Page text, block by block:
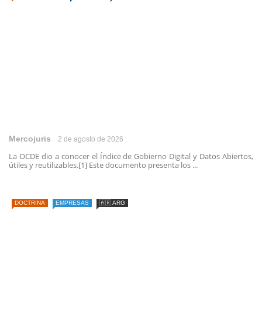
Mercojuris 2 de agosto de 2026
La OCDE dio a conocer el Índice de Gobierno Digital y Datos Abiertos,
útiles y reutilizables.[1] Este documento presenta los ...
DOCTRINA EMPRESAS 🇦🇷 ARG